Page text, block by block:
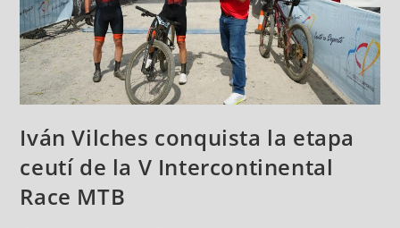
Iván Vilches conquista la etapa
ceutí de la V Intercontinental
Race MTB